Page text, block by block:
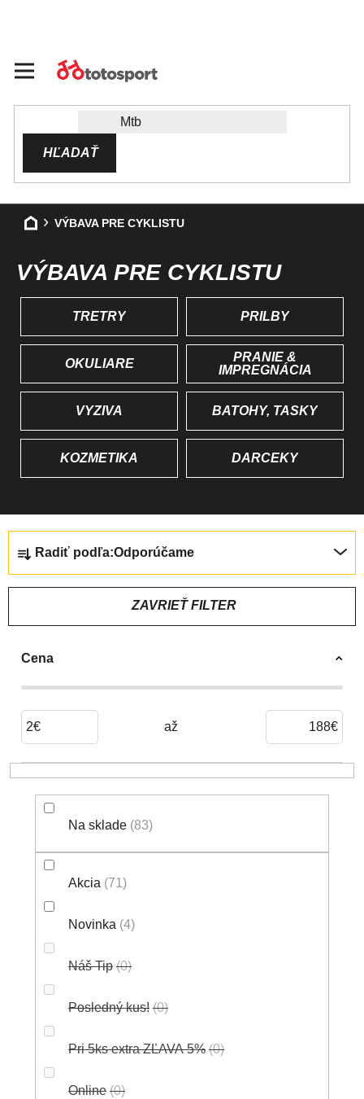
HĽADAŤ
DomovVÝBAVA PRE CYKLISTU
VÝBAVA PRE CYKLISTU
TRETRY PRILBY
OKULIARE
PRANIE &
IMPREGNÁCIA
VÝŽIVA BATOHY, TAŠKY
KOZMETIKA DARČEKY
A
D
N
U
Radiť podľa:Odporúčame
ZAVRIEŤ FILTER
Cena
2€ 188€
Na sklade 83
Akcia 71
Novinka 4
Náš Tip 0
Posledný kus! 0
Pri 5ks extra ZĽAVA 5% 0
Online 0